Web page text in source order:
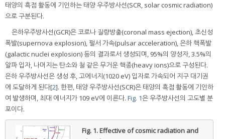
태양의 흑점 활동에 기인하는 태양 우주방사선(SCR, solar cosmic radiation)
으로 구분된다.
은하우주방사선(GCR)은 코로나 질량방출(coronal mass ejection), 초신성
폭발(supernova explosion), 펄서 가속(pulsar acceleration), 은하 핵폭발
(galactic nuclei explosion) 등의 결과로서 생성되며, 95%의 양성자, 3.5%의
알파 입자, 나머지는 탄소와 철 같은 무거운 핵종(heavy ions)으로 구성된다.
은하 우주방사선은 생성 후, 고에너지(1020 eV) 입자로 가속되어 지구 대기권
에 도달하게 된다[2]. 한편, 태양 우주방사선(SCR)은 태양의 흑점 활동에 기인하
여 발생하며, 최대 에너지가 109 eV에 이른다. Fig. 1은 우주방사선의 고도별 분
포이다.
Fig. 1.Effective of cosmic radiation and